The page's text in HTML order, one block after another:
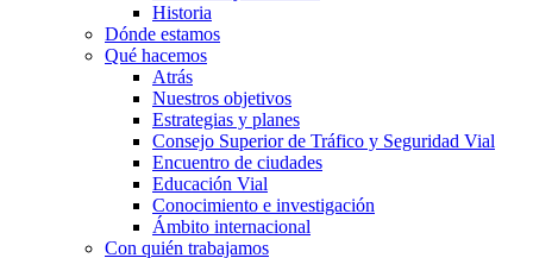
Historia
Dónde estamos
Qué hacemos
Atrás
Nuestros objetivos
Estrategias y planes
Consejo Superior de Tráfico y Seguridad Vial
Encuentro de ciudades
Educación Vial
Conocimiento e investigación
Ámbito internacional
Con quién trabajamos